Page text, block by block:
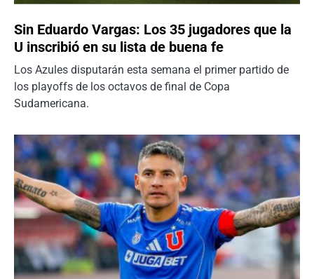
Sin Eduardo Vargas: Los 35 jugadores que la
U inscribió en su lista de buena fe
Los Azules disputarán esta semana el primer partido de
los playoffs de los octavos de final de Copa
Sudamericana.